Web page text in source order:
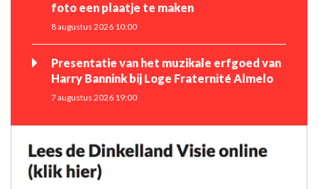
foto een plaatje te maken
8 augustus 2026 10:00
Presentatie van het muzikale erfgoed van
Harry Bannink bij Loge Fraternité Almelo
7 augustus 2026 19:00